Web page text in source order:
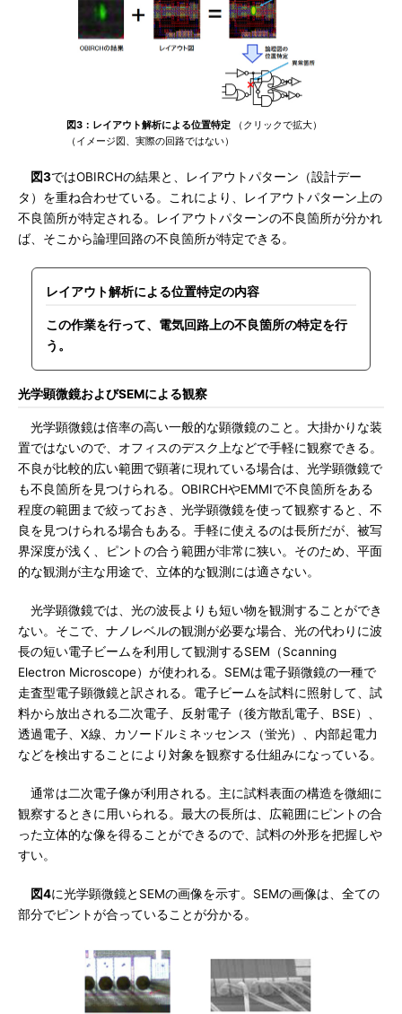
図3：レイアウト解析による位置特定 （クリックで拡大）
（イメージ図、実際の回路ではない）
図3ではOBIRCHの結果と、レイアウトパターン（設計デー
タ）を重ね合わせている。これにより、レイアウトパターン上の
不良箇所が特定される。レイアウトパターンの不良箇所が分かれ
ば、そこから論理回路の不良箇所が特定できる。
レイアウト解析による位置特定の内容
この作業を行って、電気回路上の不良箇所の特定を行
う。
光学顕微鏡およびSEMによる観察
光学顕微鏡は倍率の高い一般的な顕微鏡のこと。大掛かりな装
置ではないので、オフィスのデスク上などで手軽に観察できる。
不良が比較的広い範囲で顕著に現れている場合は、光学顕微鏡で
も不良箇所を見つけられる。OBIRCHやEMMIで不良箇所をある
程度の範囲まで絞っておき、光学顕微鏡を使って観察すると、不
良を見つけられる場合もある。手軽に使えるのは長所だが、被写
界深度が浅く、ピントの合う範囲が非常に狭い。そのため、平面
的な観測が主な用途で、立体的な観測には適さない。
光学顕微鏡では、光の波長よりも短い物を観測することができ
ない。そこで、ナノレベルの観測が必要な場合、光の代わりに波
長の短い電子ビームを利用して観測するSEM（Scanning
Electron Microscope）が使われる。SEMは電子顕微鏡の一種で
走査型電子顕微鏡と訳される。電子ビームを試料に照射して、試
料から放出される二次電子、反射電子（後方散乱電子、BSE）、
透過電子、X線、カソードルミネッセンス（蛍光）、内部起電力
などを検出することにより対象を観察する仕組みになっている。
通常は二次電子像が利用される。主に試料表面の構造を微細に
観察するときに用いられる。最大の長所は、広範囲にピントの合
った立体的な像を得ることができるので、試料の外形を把握しや
すい。
図4に光学顕微鏡とSEMの画像を示す。SEMの画像は、全ての
部分でピントが合っていることが分かる。